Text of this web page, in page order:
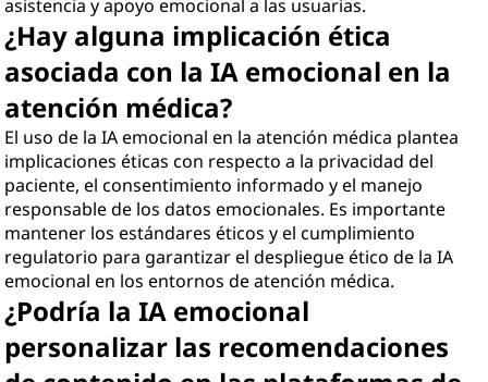
asistencia y apoyo emocional a las usuarias.
¿Hay alguna implicación ética
asociada con la IA emocional en la
atención médica?
El uso de la IA emocional en la atención médica plantea
implicaciones éticas con respecto a la privacidad del
paciente, el consentimiento informado y el manejo
responsable de los datos emocionales. Es importante
mantener los estándares éticos y el cumplimiento
regulatorio para garantizar el despliegue ético de la IA
emocional en los entornos de atención médica.
¿Podría la IA emocional
personalizar las recomendaciones